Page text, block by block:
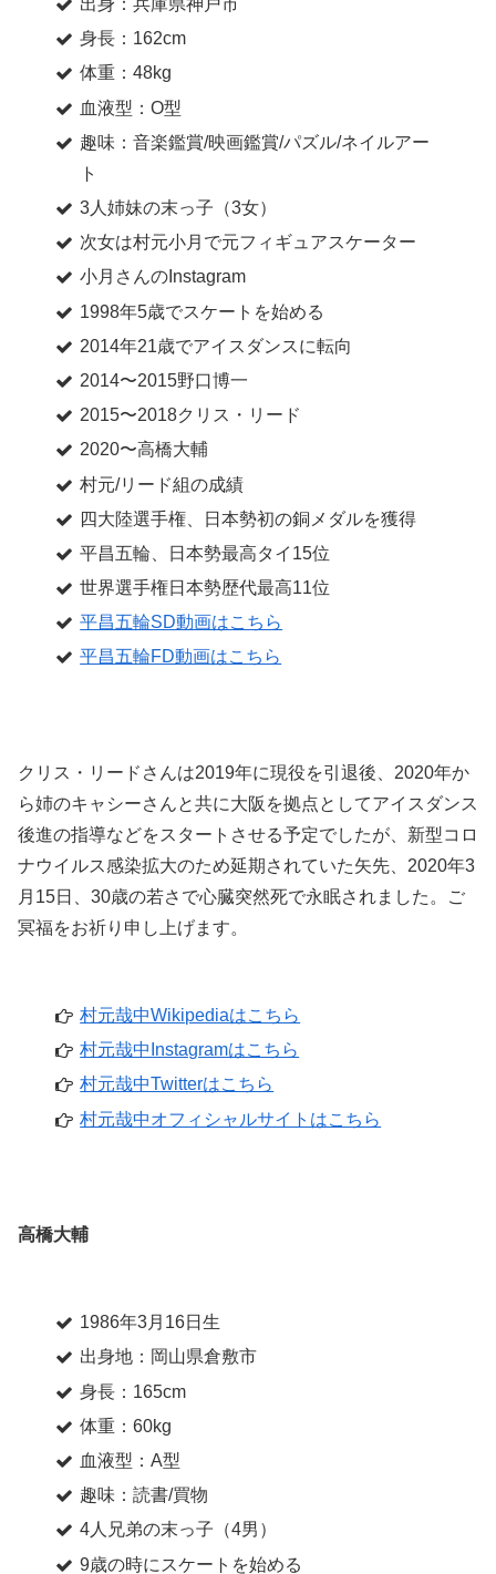
出身：兵庫県神戸市
身長：162cm
体重：48kg
血液型：O型
趣味：音楽鑑賞/映画鑑賞/パズル/ネイルアー
ト
3人姉妹の末っ子（3女）
次女は村元小月で元フィギュアスケーター
小月さんのInstagram
1998年5歳でスケートを始める
2014年21歳でアイスダンスに転向
2014〜2015野口博一
2015〜2018クリス・リード
2020〜高橋大輔
村元/リード組の成績
四大陸選手権、日本勢初の銅メダルを獲得
平昌五輪、日本勢最高タイ15位
世界選手権日本勢歴代最高11位
平昌五輪SD動画はこちら
平昌五輪FD動画はこちら
クリス・リードさんは2019年に現役を引退後、2020年か
ら姉のキャシーさんと共に大阪を拠点としてアイスダンス
後進の指導などをスタートさせる予定でしたが、新型コロ
ナウイルス感染拡大のため延期されていた矢先、2020年3
月15日、30歳の若さで心臓突然死で永眠されました。ご
冥福をお祈り申し上げます。
村元哉中Wikipediaはこちら
村元哉中Instagramはこちら
村元哉中Twitterはこちら
村元哉中オフィシャルサイトはこちら
高橋大輔
1986年3月16日生
出身地：岡山県倉敷市
身長：165cm
体重：60kg
血液型：A型
趣味：読書/買物
4人兄弟の末っ子（4男）
9歳の時にスケートを始める